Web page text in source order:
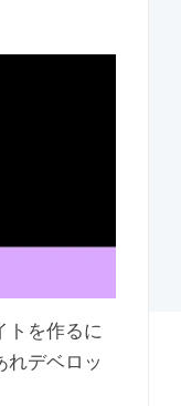
トを作るに
れデベロッ